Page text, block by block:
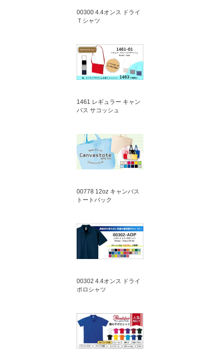
00300 4.4オンス ドライ
Ｔシャツ
1461 レギュラー キャン
バス サコッシュ
00778 12oz キャンバス
トートバック
00302 4.4オンス ドライ
ポロシャツ